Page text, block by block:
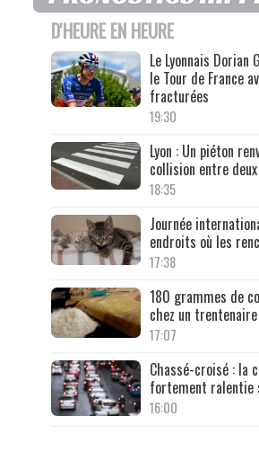
D'HEURE EN HEURE
Le Lyonnais Dorian
le Tour de France
fracturées
19:30
Lyon : Un piéton
collision entre
18:35
Journée
endroits où les
17:38
180 grammes de
chez un
17:07
Chassé-croisé : la
fortement ralentie
16:00